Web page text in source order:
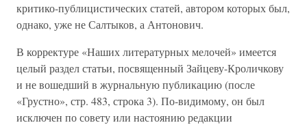
критико-публицистических статей, автором которых был,
однако, уже не Салтыков, а Антонович.
В корректуре «Наших литературных мелочей» имеется
целый раздел статьи, посвященный Зайцеву-Кроличкову
и не вошедший в журнальную публикацию (после
«Грустно», стр. 483, строка 3). По-видимому, он был
исключен по совету или настоянию редакции